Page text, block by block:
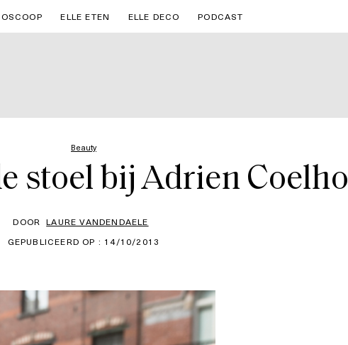
ELLE ETEN ELLE DECO PODCAST
Beauty
stoel bij Adrien Coelho
DOOR LAURE VANDENDAELE
GEPUBLICEERD OP : 14/10/2013